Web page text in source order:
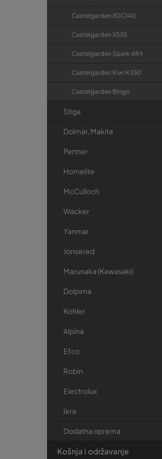
Castelgarden XDC140
Castelgarden XS55
Castelgarden Spark 484
Castelgarden Kiwi K350
Castelgarden Bingo
Stiga
Dolmar, Makita
Partner
Homelite
McCulloch
Wacker
Yanmar
Jonsered
Marunaka (Kawasaki)
Dolpima
Kohler
Alpina
Efco
Robin
Electrolux
Ikra
Dodatna oprema
Košnja i održavanje